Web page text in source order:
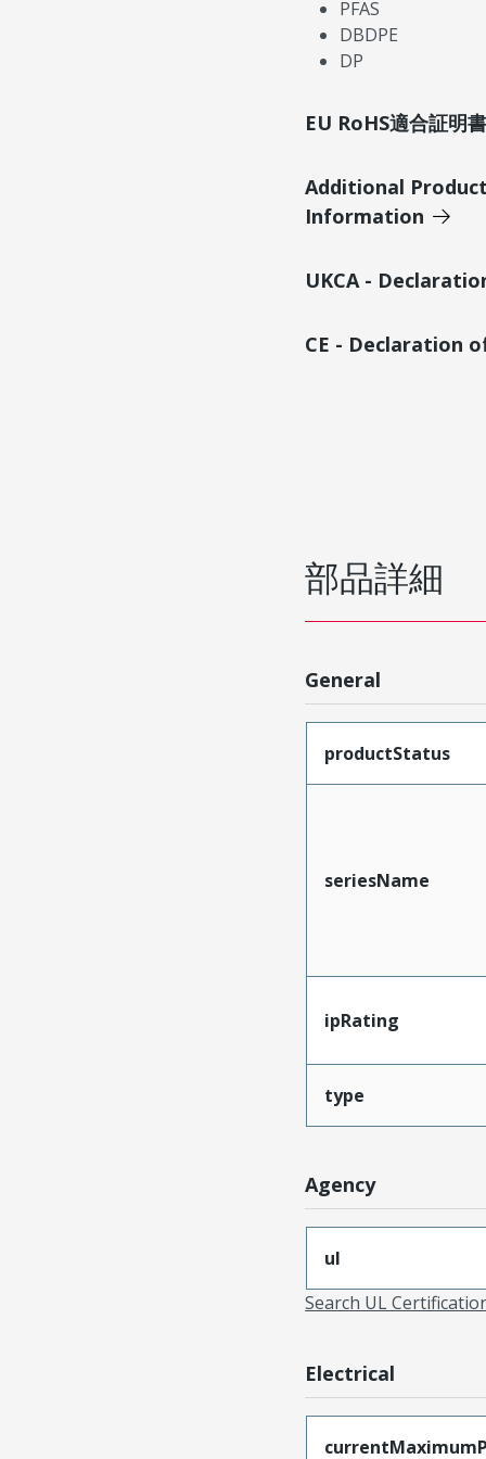
PFAS
DBDPE
DP
EU RoHS適合証明
Additional
Information
UKCA -
CE - Declaration
部品詳細
General
productStatus
seriesName
ipRating
type
Agency
ul
Search UL
Electrical